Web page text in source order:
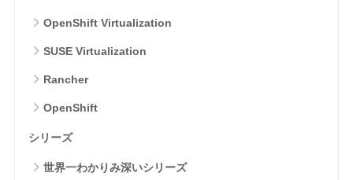
OpenShift Virtualization
SUSE Virtualization
Rancher
OpenShift
シリーズ
世界一わかりみ深いシリーズ